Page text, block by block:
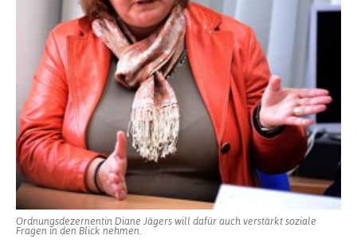
Ordnungsdezernentin Diane Jägers will dafür auch verstärkt soziale
Fragen in den Blick nehmen.